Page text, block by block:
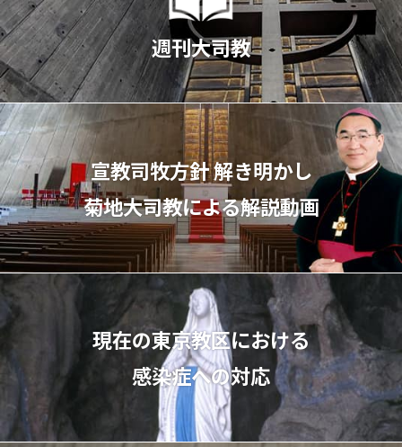
週刊大司教
宣教司牧⽅針 解き明かし
菊地⼤司教による解説動画
現在の東京教区における
感染症への対応